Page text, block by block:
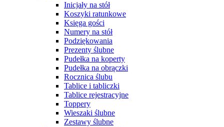
Inicjały na stół
Koszyki ratunkowe
Księga gości
Numery na stół
Podziękowania
Prezenty ślubne
Pudełka na koperty
Pudełka na obrączki
Rocznica ślubu
Tablice i tabliczki
Tablice rejestracyjne
Toppery
Wieszaki ślubne
Zestawy ślubne